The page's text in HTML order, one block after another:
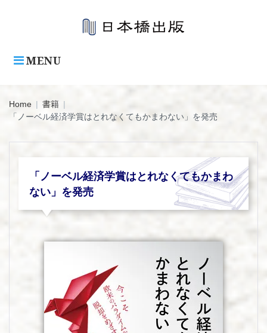
MENU
Home | 書籍 |
「ノーベル経済学賞はとれなくてもかまわない」を発売
「ノーベル経済学賞はとれなくてもかまわ
ない」を発売